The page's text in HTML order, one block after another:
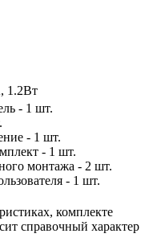
1.2Вт
- 1 шт.
- 1 шт.
- 1 шт.
монтажа - 2 шт.
- 1 шт.
комплекте
справочный характер